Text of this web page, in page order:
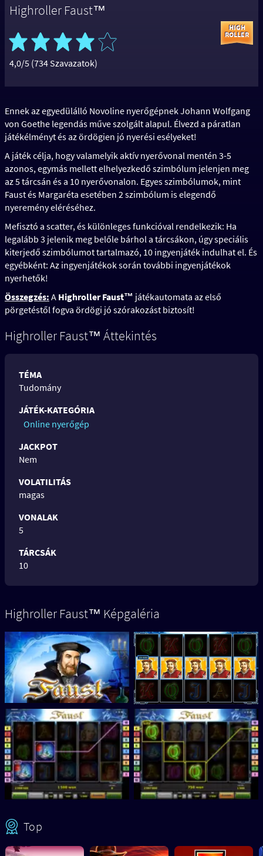
Highroller Faust™
4,0/5 (734 Szavazatok)
Ennek az egyedülálló Novoline nyerőgépnek Johann Wolfgang
von Goethe legendás műve szolgált alapul. Élvezd a páratlan
játékélményt és az ördögien jó nyerési esélyeket!
A játék célja, hogy valamelyik aktív nyerővonal mentén 3-5
azonos, egymás mellett elhelyezkedő szimbólum jelenjen meg
az 5 tárcsán és a 10 nyerővonalon. Egyes szimbólumok, mint
Faust és Margaréta esetében 2 szimbólum is elegendő
nyeremény eléréséhez.
Mefisztó a scatter, és különleges funkcióval rendelkezik: Ha
legalább 3 jelenik meg belőle bárhol a tárcsákon, úgy speciális
kiterjedő szimbólumot tartalmazó, 10 ingyenjáték indulhat el. És
egyébként: Az ingyenjátékok során további ingyenjátékok
nyerhetők!
Összegzés: A Highroller Faust™ játékautomata az első
pörgetéstől fogva ördögi jó szórakozást biztosít!
Highroller Faust™ Áttekintés
TÉMA
Tudomány
JÁTÉK-KATEGÓRIA
Online nyerőgép
JACKPOT
Nem
VOLATILITÁS
magas
VONALAK
5
TÁRCSÁK
10
Highroller Faust™ Képgaléria
Top